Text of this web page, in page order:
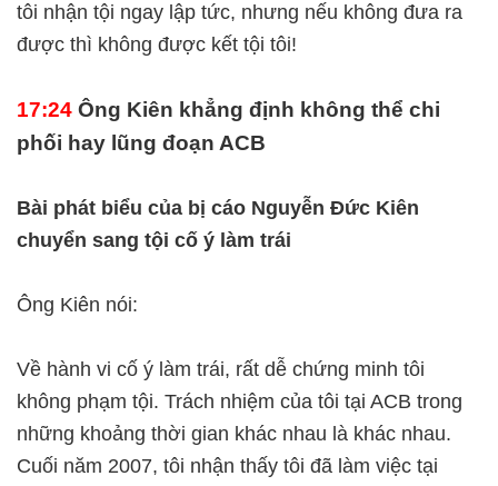
tôi nhận tội ngay lập tức, nhưng nếu không đưa ra
được thì không được kết tội tôi!
17:24 Ông Kiên khẳng định không thể chi
phối hay lũng đoạn ACB
Bài phát biểu của bị cáo Nguyễn Đức Kiên
chuyển sang tội cố ý làm trái
Ông Kiên nói:
Về hành vi cố ý làm trái, rất dễ chứng minh tôi
không phạm tội. Trách nhiệm của tôi tại ACB trong
những khoảng thời gian khác nhau là khác nhau.
Cuối năm 2007, tôi nhận thấy tôi đã làm việc tại